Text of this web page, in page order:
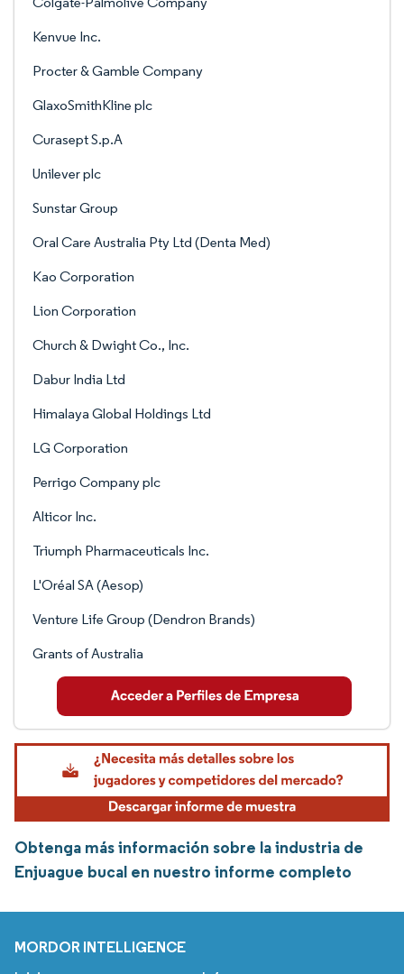
Kenvue Inc.
Procter & Gamble Company
GlaxoSmithKline plc
Curasept S.p.A
Unilever plc
Sunstar Group
Oral Care Australia Pty Ltd (Denta Med)
Kao Corporation
Lion Corporation
Church & Dwight Co., Inc.
Dabur India Ltd
Himalaya Global Holdings Ltd
LG Corporation
Perrigo Company plc
Alticor Inc.
Triumph Pharmaceuticals Inc.
L'Oréal SA (Aesop)
Venture Life Group (Dendron Brands)
Grants of Australia
Obtenga más información sobre la industria de
Enjuague bucal en nuestro informe completo
MORDOR INTELLIGENCE